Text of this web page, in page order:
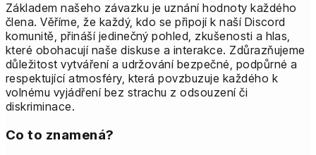
Základem našeho závazku je uznání hodnoty každého
člena. Věříme, že každý, kdo se připojí k naší Discord
komunitě, přináší jedinečný pohled, zkušenosti a hlas,
které obohacují naše diskuse a interakce. Zdůrazňujeme
důležitost vytváření a udržování bezpečné, podpůrné a
respektující atmosféry, která povzbuzuje každého k
volnému vyjádření bez strachu z odsouzení či
diskriminace.
Co to znamená?